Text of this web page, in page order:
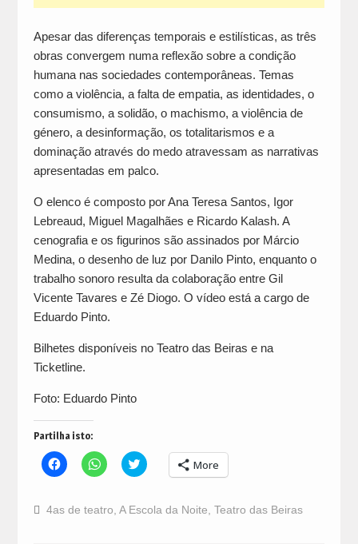
Apesar das diferenças temporais e estilísticas, as três
obras convergem numa reflexão sobre a condição
humana nas sociedades contemporâneas. Temas
como a violência, a falta de empatia, as identidades, o
consumismo, a solidão, o machismo, a violência de
género, a desinformação, os totalitarismos e a
dominação através do medo atravessam as narrativas
apresentadas em palco.
O elenco é composto por Ana Teresa Santos, Igor
Lebreaud, Miguel Magalhães e Ricardo Kalash. A
cenografia e os figurinos são assinados por Márcio
Medina, o desenho de luz por Danilo Pinto, enquanto o
trabalho sonoro resulta da colaboração entre Gil
Vicente Tavares e Zé Diogo. O vídeo está a cargo de
Eduardo Pinto.
Bilhetes disponíveis no Teatro das Beiras e na
Ticketline.
Foto: Eduardo Pinto
Partilha isto:
Click
to
Facebook
(Opens
Click
to
WhatsApp
(Opens
Click
to
Twitter
(Opens
More
4as de teatro A Escola da Noite Teatro das Beiras